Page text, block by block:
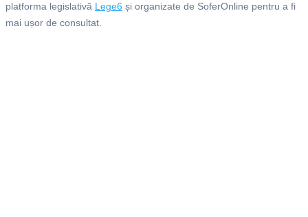
platforma legislativă Lege6 și organizate de SoferOnline pentru a fi
mai ușor de consultat.